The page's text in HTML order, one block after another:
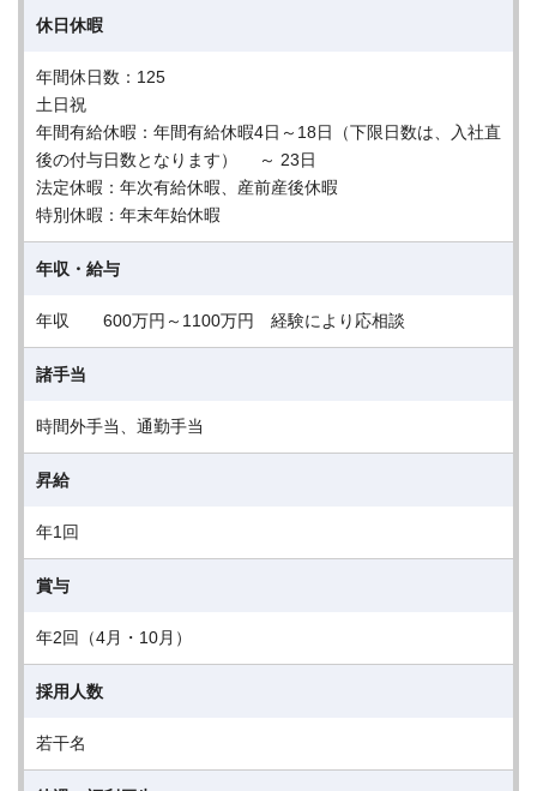
休日休暇
年間休日数：125
土日祝
年間有給休暇：年間有給休暇4日～18日（下限日数は、入社直
後の付与日数となります） ～ 23日
法定休暇：年次有給休暇、産前産後休暇
特別休暇：年末年始休暇
年収・給与
年収 600万円～1100万円 経験により応相談
諸手当
時間外手当、通勤手当
昇給
年1回
賞与
年2回（4月・10月）
採用人数
若干名